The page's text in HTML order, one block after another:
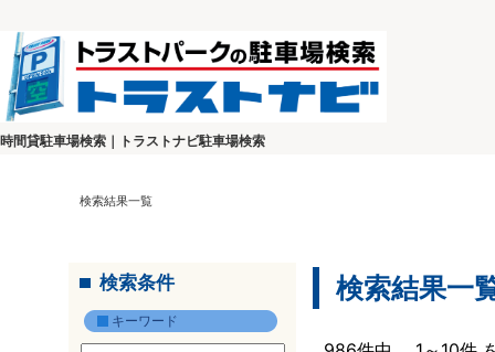
時間貸駐車場検索｜トラストナビ駐車場検索
検索結果一覧
検索条件
キーワード
検索結果一